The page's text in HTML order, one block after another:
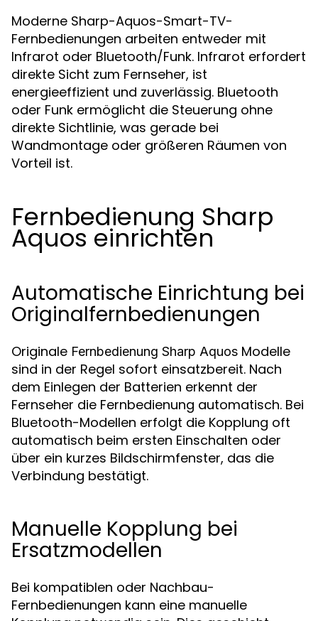
Moderne Sharp-Aquos-Smart-TV-
Fernbedienungen arbeiten entweder mit
Infrarot oder Bluetooth/Funk. Infrarot erfordert
direkte Sicht zum Fernseher, ist
energieeffizient und zuverlässig. Bluetooth
oder Funk ermöglicht die Steuerung ohne
direkte Sichtlinie, was gerade bei
Wandmontage oder größeren Räumen von
Vorteil ist.
Fernbedienung Sharp
Aquos einrichten
Automatische Einrichtung bei
Originalfernbedienungen
Originale Fernbedienung Sharp Aquos Modelle
sind in der Regel sofort einsatzbereit. Nach
dem Einlegen der Batterien erkennt der
Fernseher die Fernbedienung automatisch. Bei
Bluetooth-Modellen erfolgt die Kopplung oft
automatisch beim ersten Einschalten oder
über ein kurzes Bildschirmfenster, das die
Verbindung bestätigt.
Manuelle Kopplung bei
Ersatzmodellen
Bei kompatiblen oder Nachbau-
Fernbedienungen kann eine manuelle